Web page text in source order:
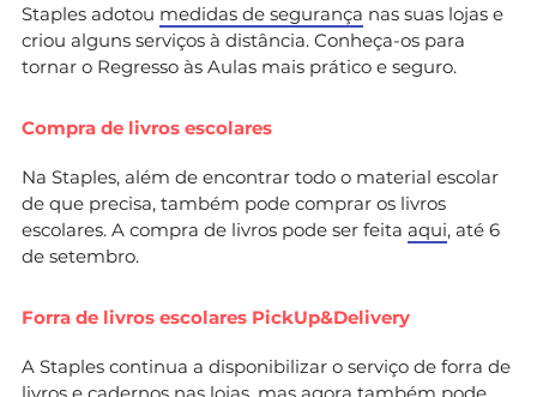
Staples adotou medidas de segurança nas suas lojas e
criou alguns serviços à distância. Conheça-os para
tornar o Regresso às Aulas mais prático e seguro.
Compra de livros escolares
Na Staples, além de encontrar todo o material escolar
de que precisa, também pode comprar os livros
escolares. A compra de livros pode ser feita aqui, até 6
de setembro.
Forra de livros escolares PickUp&Delivery
A Staples continua a disponibilizar o serviço de forra de
livros e cadernos nas lojas, mas agora também pode